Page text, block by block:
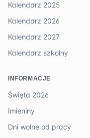
Kalendarz 2025
Kalendarz 2026
Kalendarz 2027
Kalendarz szkolny
INFORMACJE
Święta 2026
Imieniny
Dni wolne od pracy